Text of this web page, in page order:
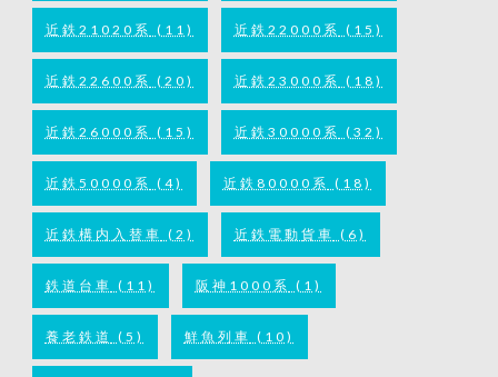
近鉄21020系 (11) 近鉄22000系 (15)
近鉄22600系 (20) 近鉄23000系 (18)
近鉄26000系 (15) 近鉄30000系 (32)
近鉄50000系 (4) 近鉄80000系 (18)
近鉄構内入替車 (2) 近鉄電動貨車 (6)
鉄道台車 (11) 阪神1000系 (1)
養老鉄道 (5) 鮮魚列車 (10)